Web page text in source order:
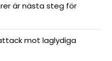
är nästa steg för
mot laglydiga